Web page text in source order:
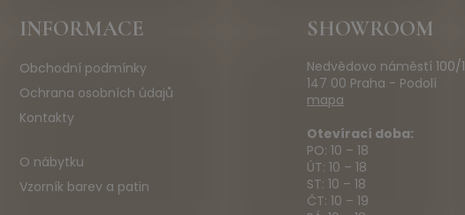
INFORMACE
Obchodní podmínky
Ochrana osobních údajů
Kontakty
O nábytku
Vzorník barev a patin
SHOWROOM
Nedvědovo náměstí 100/1
147 00 Praha - Podolí
mapa
Otevírací doba:
PO: 10 – 18
ÚT: 10 – 18
ST: 10 – 18
ČT: 10 – 19